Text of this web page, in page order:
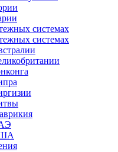
системах
системах